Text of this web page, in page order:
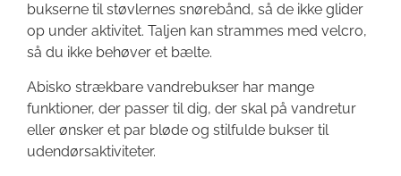
bukserne til støvlernes snørebånd, så de ikke glider
op under aktivitet. Taljen kan strammes med velcro,
så du ikke behøver et bælte.
Abisko strækbare vandrebukser har mange
funktioner, der passer til dig, der skal på vandretur
eller ønsker et par bløde og stilfulde bukser til
udendørsaktiviteter.